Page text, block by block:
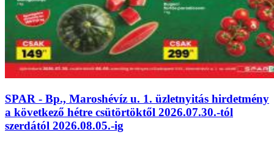
SPAR - Bp., Maroshévíz u. 1. üzletnyitás hirdetmény
a következő hétre csütörtöktől 2026.07.30.-tól
szerdától 2026.08.05.-ig